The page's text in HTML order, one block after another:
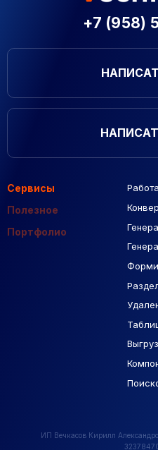
+7 (958)
Сервисы
Полезное
Портфолио
База
РСЯ
ИП Вечкасов Кирилл